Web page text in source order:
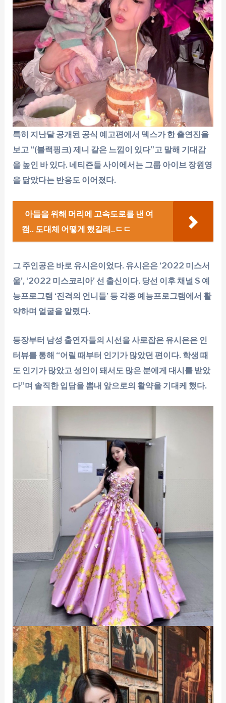
특히 지난달 공개된 공식 예고편에서 덱스가 한 출연진을
보고 “(블랙핑크) 제니 같은 느낌이 있다”고 말해 기대감
을 높인 바 있다. 네티즌들 사이에서는 그룹 아이브 장원영
을 닮았다는 반응도 이어졌다.
아들을 위해 머리에 고속도로를 낸 여
캠.. 도대체 어떻게 했길래..ㄷㄷ
그 주인공은 바로 유시은이었다. 유시은은 ‘2022 미스서
울’, ‘2022 미스코리아’ 선 출신이다. 당선 이후 채널 S 예
능프로그램 ‘진격의 언니들’ 등 각종 예능프로그램에서 활
약하며 얼굴을 알렸다.
등장부터 남성 출연자들의 시선을 사로잡은 유시은은 인
터뷰를 통해 “어릴 때부터 인기가 많았던 편이다. 학생 때
도 인기가 많았고 성인이 돼서도 많은 분에게 대시를 받았
다”며 솔직한 입담을 뽐내 앞으로의 활약을 기대케 했다.